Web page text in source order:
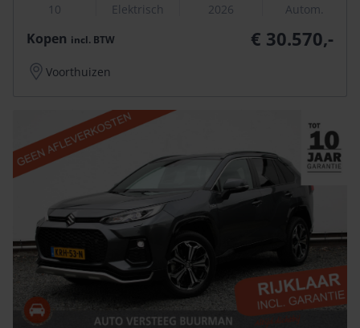
10 Elektrisch 2026 Autom.
Kopen incl. BTW € 30.570,-
Voorthuizen